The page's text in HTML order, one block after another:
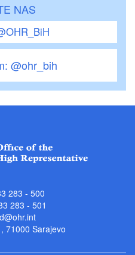
NAS
@ohr_bih
283 - 500
283 - 501
71000 Sarajevo